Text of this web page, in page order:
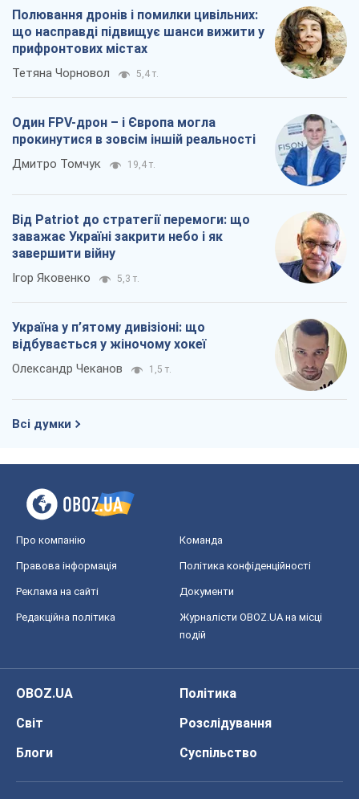
Полювання дронів і помилки цивільних:
що насправді підвищує шанси вижити у
прифронтових містах
Тетяна Чорновол 5,4 т.
Один FPV-дрон – і Європа могла
прокинутися в зовсім іншій реальності
Дмитро Томчук 19,4 т.
Від Patriot до стратегії перемоги: що
заважає Україні закрити небо і як
завершити війну
Ігор Яковенко 5,3 т.
Україна у п’ятому дивізіоні: що
відбувається у жіночому хокеї
Олександр Чеканов 1,5 т.
Всі думки
Про компанію Команда
Правова інформація Політика конфіденційності
Реклама на сайті Документи
Редакційна політика
Журналісти OBOZ.UA на місці
подій
OBOZ.UA
Політика
Світ
Розслідування
Блоги
Суспільство